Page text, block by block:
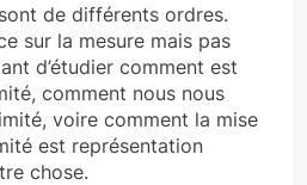
de différents ordres.
sur la mesure mais pas
d’étudier comment est
comment nous nous
voire comment la mise
est représentation
chose.